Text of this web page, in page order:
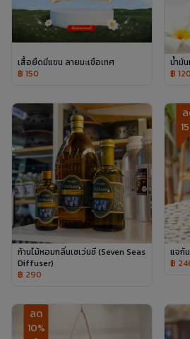
เสื้อยืดมีแขน ลายมะเขือเทศ
฿ 150
น้ำมั
฿ 120
ก้านไม้หอมกลิ่นเซเว่นซี​ (Seven Seas
Diffuser)
฿ 290
แจกั
฿
ลด
10%